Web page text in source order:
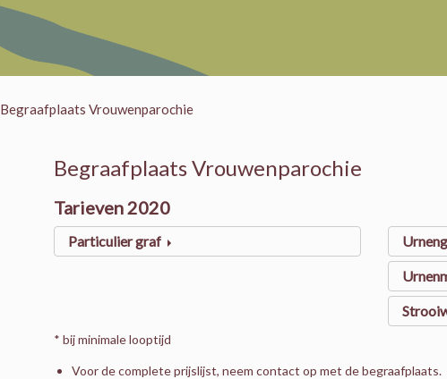
Begraafplaats Vrouwenparochie
Begraafplaats Vrouwenparochie
Tarieven 2020
Particulier graf
* bij minimale looptijd
Voor de complete prijslijst, neem contact op met de begraafplaats.